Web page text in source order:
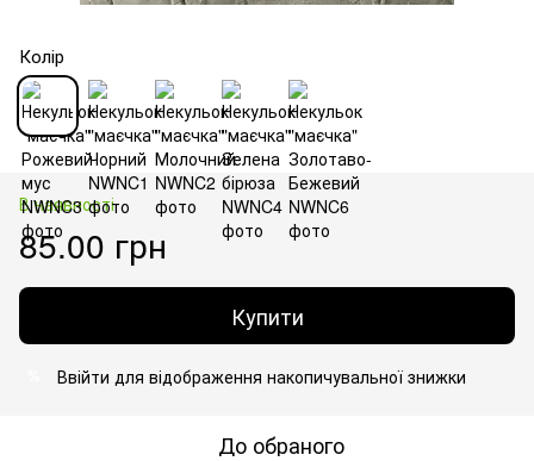
Колір
В наявності
85.00 грн
Купити
Ввійти для відображення накопичувальної знижки
До обраного